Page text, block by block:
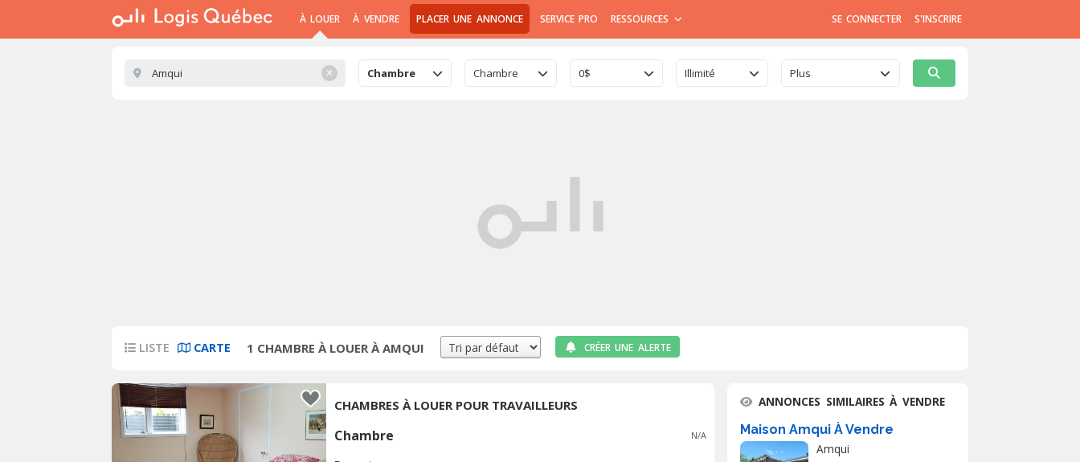
À LOUER À VENDRE PLACER UNE ANNONCE SERVICE PRO RESSOURCES SE CONNECTER S'INSCRIRE
✕ Chambre Chambre 0$ Illimité Plus
LISTE CARTE 1 CHAMBRE À LOUER À AMQUI CRÉER UNE ALERTE
CHAMBRES À LOUER POUR TRAVAILLEURS
Chambre N/A
ANNONCES SIMILAIRES À VENDRE
Maison Amqui À Vendre
Amqui